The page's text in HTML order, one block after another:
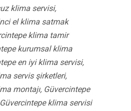
klima servisi,
el klima satmak
klima tamir
kurumsal klima
en iyi klima servisi,
servis şirketleri,
montajı, Güvercintepe
klima servisi